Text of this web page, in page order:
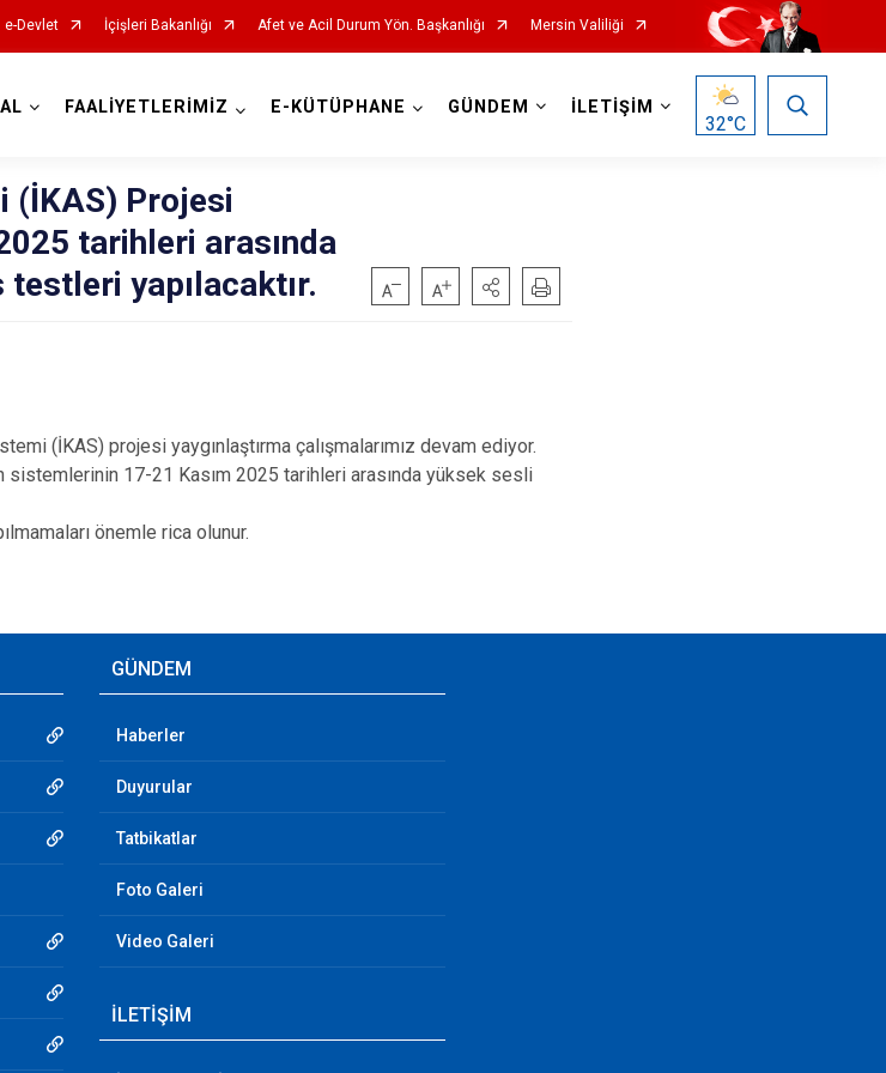
e-Devlet İçişleri Bakanlığı Afet ve Acil Durum Yön. Başkanlığı Mersin Valiliği
FAALİYETLERİMİZ E-KÜTÜPHANE GÜNDEM İLETİŞİM
32°C
(İKAS) Projesi
tarihleri arasında
yapılacaktır.
(İKAS) projesi yaygınlaştırma çalışmalarımız devam ediyor.
17-21 Kasım 2025 tarihleri arasında yüksek sesli
önemle rica olunur.
GÜNDEM
Haberler
Duyurular
Tatbikatlar
Foto Galeri
Video Galeri
İLETİŞİM